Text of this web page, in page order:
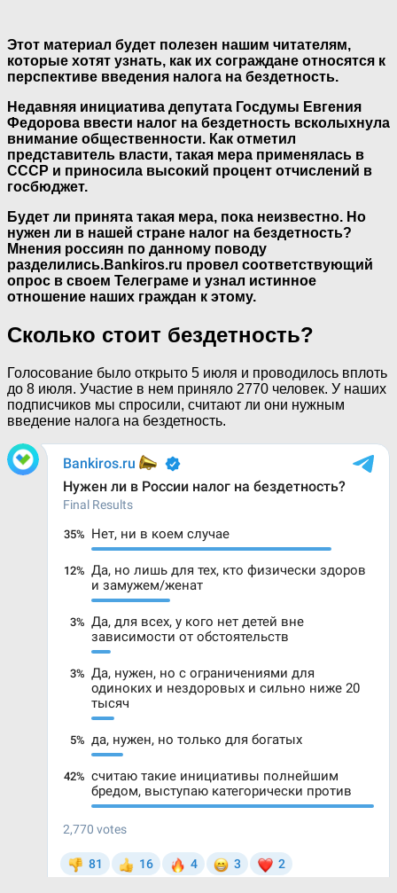
Этот материал будет полезен нашим читателям,
которые хотят узнать, как их сограждане относятся к
перспективе введения налога на бездетность.
Недавняя инициатива депутата Госдумы Евгения
Федорова ввести налог на бездетность всколыхнула
внимание общественности. Как отметил
представитель власти, такая мера применялась в
СССР и приносила высокий процент отчислений в
госбюджет.
Будет ли принята такая мера, пока неизвестно. Но
нужен ли в нашей стране налог на бездетность?
Мнения россиян по данному поводу
разделились.Bankiros.ru провел соответствующий
опрос в своем Телеграме и узнал истинное
отношение наших граждан к этому.
Сколько стоит бездетность?
Голосование было открыто 5 июля и проводилось вплоть
до 8 июля. Участие в нем приняло 2770 человек. У наших
подписчиков мы спросили, считают ли они нужным
введение налога на бездетность.